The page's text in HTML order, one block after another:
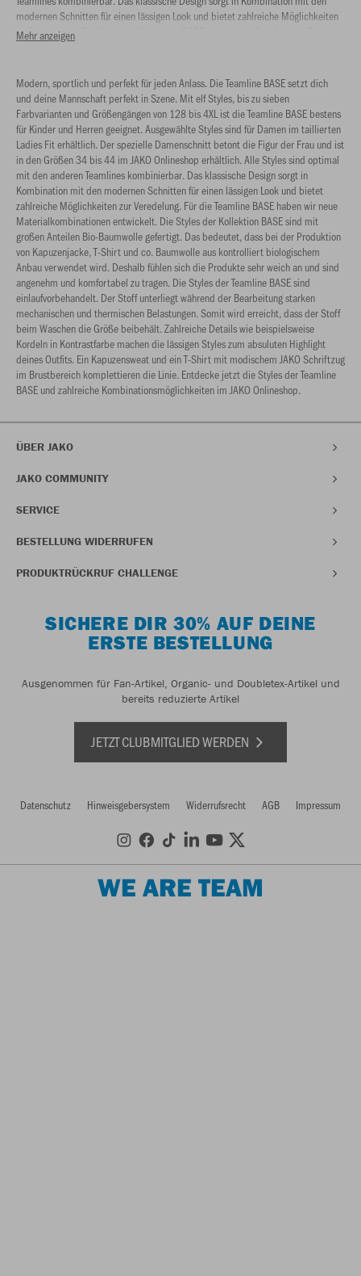
modernen Schnitten für einen lässigen Look und bietet zahlreiche Möglichkeiten
zur Veredelung. Die Styles der Kollektion BASE sind mit großen Anteilen Bio-
Baumwolle gefertigt.
Mehr anzeigen
Modern, sportlich und perfekt für jeden Anlass. Die Teamline BASE setzt dich
und deine Mannschaft perfekt in Szene. Mit elf Styles, bis zu sieben
Farbvarianten und Größengängen von 128 bis 4XL ist die Teamline BASE bestens
für Kinder und Herren geeignet. Ausgewählte Styles sind für Damen im taillierten
Ladies Fit erhältlich. Der spezielle Damenschnitt betont die Figur der Frau und ist
in den Größen 34 bis 44 im JAKO Onlineshop erhältlich. Alle Styles sind optimal
mit den anderen Teamlines kombinierbar. Das klassische Design sorgt in
Kombination mit den modernen Schnitten für einen lässigen Look und bietet
zahlreiche Möglichkeiten zur Veredelung. Für die Teamline BASE haben wir neue
Materialkombinationen entwickelt. Die Styles der Kollektion BASE sind mit
großen Anteilen Bio-Baumwolle gefertigt. Das bedeutet, dass bei der Produktion
von Kapuzenjacke, T-Shirt und co. Baumwolle aus kontrolliert biologischem
Anbau verwendet wird. Deshalb fühlen sich die Produkte sehr weich an und sind
angenehm und komfortabel zu tragen. Die Styles der Teamline BASE sind
einlaufvorbehandelt. Der Stoff unterliegt während der Bearbeitung starken
mechanischen und thermischen Belastungen. Somit wird erreicht, dass der Stoff
beim Waschen die Größe beibehält. Zahlreiche Details wie beispielsweise
Kordeln in Kontrastfarbe machen die lässigen Styles zum absuluten Highlight
deines Outfits. Ein Kapuzensweat und ein T-Shirt mit modischem JAKO Schriftzug
im Brustbereich komplettieren die Linie. Entdecke jetzt die Styles der Teamline
BASE und zahlreiche Kombinationsmöglichkeiten im JAKO Onlineshop.
ÜBER JAKO
JAKO COMMUNITY
SERVICE
BESTELLUNG WIDERRUFEN
PRODUKTRÜCKRUF CHALLENGE
SICHERE DIR 30% AUF DEINE
ERSTE BESTELLUNG
Ausgenommen für Fan-Artikel, Organic- und Doubletex-Artikel und
bereits reduzierte Artikel
JETZT CLUBMITGLIED WERDEN
Datenschutz Hinweisgebersystem Widerrufsrecht AGB Impressum
WE ARE TEAM